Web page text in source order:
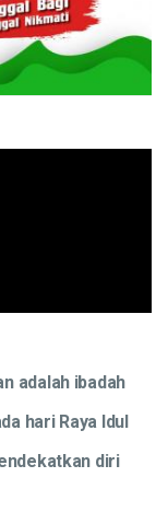
adalah ibadah
hari Raya Idul
diri